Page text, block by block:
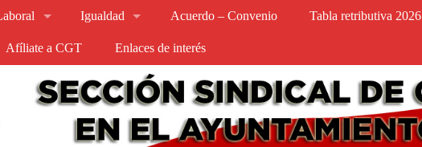
Igualdad Acuerdo – Convenio Tabla retributiva 2026
Afíliate a CGT Enlaces de interés